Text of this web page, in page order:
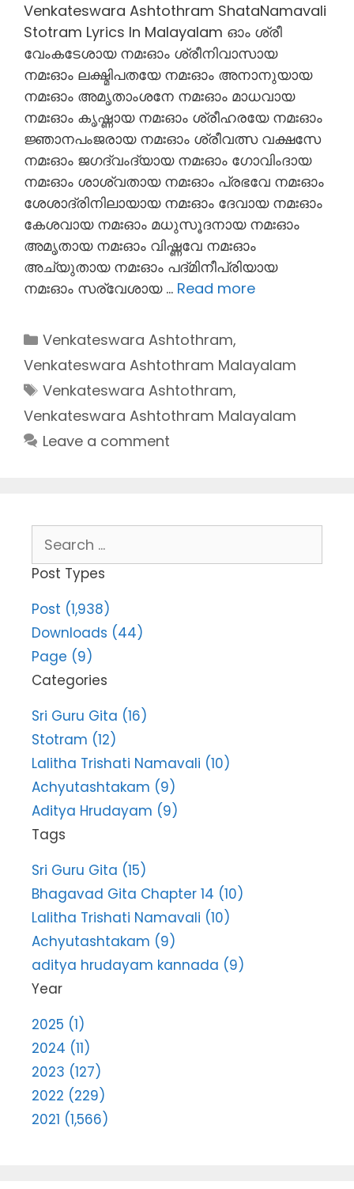
Venkateswara Ashtothram ShataNamavali
Stotram Lyrics In Malayalam ഓം ശ്രീ
വേംകടേശായ നമഃഓം ശ്രീനിവാസായ
നമഃഓം ലക്ഷ്മിപതയേ നമഃഓം അനാനുയായ
നമഃഓം അമൃതാംശനേ നമഃഓം മാധവായ
നമഃഓം കൃഷ്ണായ നമഃഓം ശ്രീഹരയേ നമഃഓം
ജ്ഞാനപംജരായ നമഃഓം ശ്രീവത്സ വക്ഷസേ
നമഃഓം ജഗദ്വംദ്യായ നമഃഓം ഗോവിംദായ
നമഃഓം ശാശ്വതായ നമഃഓം പ്രഭവേ നമഃഓം
ശേശാദ്രിനിലായായ നമഃഓം ദേവായ നമഃഓം
കേശവായ നമഃഓം മധുസൂദനായ നമഃഓം
അമൃതായ നമഃഓം വിഷ്ണവേ നമഃഓം
അച്യുതായ നമഃഓം പദ്മിനീപ്രിയായ
നമഃഓം സര്വേശായ … Read more
Categories
Venkateswara Ashtothram,
Venkateswara Ashtothram Malayalam
Tags
Venkateswara Ashtothram,
Venkateswara Ashtothram Malayalam
Leave a comment
for:
Post Types
Post (1,938)
Downloads (44)
Page (9)
Categories
Sri Guru Gita (16)
Stotram (12)
Lalitha Trishati Namavali (10)
Achyutashtakam (9)
Aditya Hrudayam (9)
Tags
Sri Guru Gita (15)
Bhagavad Gita Chapter 14 (10)
Lalitha Trishati Namavali (10)
Achyutashtakam (9)
aditya hrudayam kannada (9)
Year
2025 (1)
2024 (11)
2023 (127)
2022 (229)
2021 (1,566)